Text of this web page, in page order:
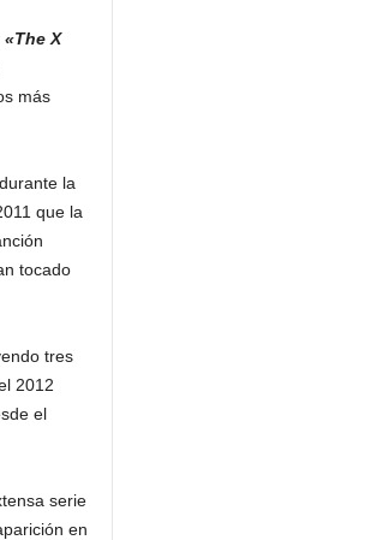
«The X
más
la
que la
tocado
tres
2012
el
serie
en